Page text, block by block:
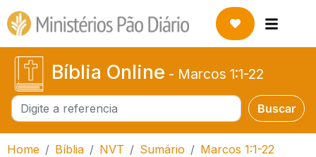
Bíblia Online - Marcos 1:1-22
Buscar Buscar
Home Bíblia NVT Sumário Marcos 1:1-22